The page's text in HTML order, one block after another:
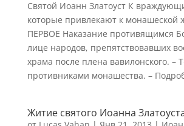
Святой Иоанн Златоуст К
которые привлекают к
ПЕРВОЕ Наказание противящимся
лице народов, препятствовавших
храма после плена вавилонского. –
противниками монашества. –
Житие святого Иоаннa